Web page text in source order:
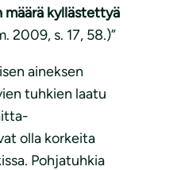
määrä kyllästettyä
2009, s. 17, 58.)”
aineksen
tuhkien laatu
olla korkeita
Pohjatuhkia